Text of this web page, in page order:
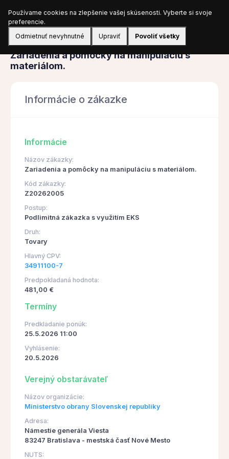
Prihlásiť sa
Obstarávanie
Zariadenia a pomôcky na manipuláciu s
materiálom.
Informácie o zákazke
Informácie
Názov zákazky:
Zariadenia a pomôcky na manipuláciu s materiálom.
Kód zákazky:
Z20262005
Postup:
Podlimitná zákazka s využitím EKS
Druh:
Tovary
Hlavný CPV:
34911100-7
Predpokladaná hodnota:
481,00 €
Termíny
Predkladanie ponúk:
25.5.2026 11:00
Vyhlásenie:
20.5.2026
Verejný obstarávateľ
Názov organizácie:
Ministerstvo obrany Slovenskej republiky
Adresa:
Námestie generála Viesta
83247 Bratislava - mestská časť Nové Mesto
NUTS:
Používame cookies na zlepšenie vašej skúsenosti. Vyberte si svoje
preferencie.
Odmietnuť nevyhnutné
Upraviť Povoliť všetky